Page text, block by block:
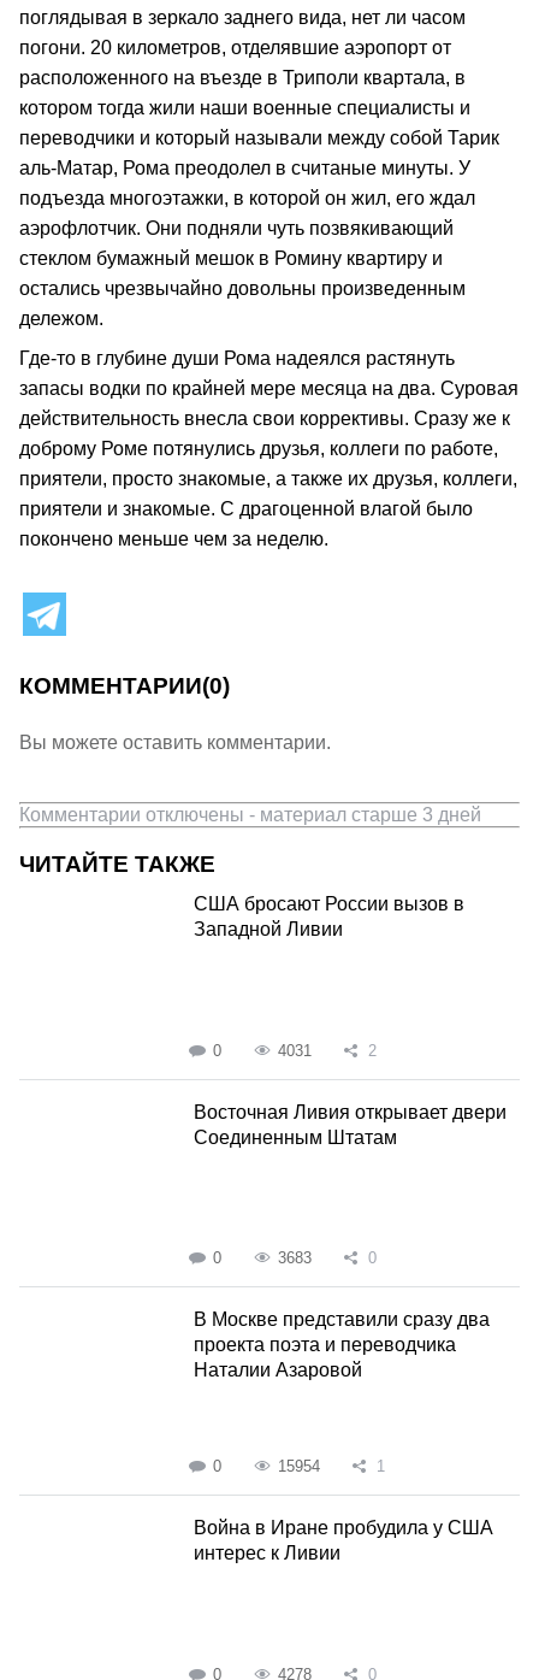
поглядывая в зеркало заднего вида, нет ли часом
погони. 20 километров, отделявшие аэропорт от
расположенного на въезде в Триполи квартала, в
котором тогда жили наши военные специалисты и
переводчики и который называли между собой Тарик
аль‑Матар, Рома преодолел в считаные минуты. У
подъезда многоэтажки, в которой он жил, его ждал
аэрофлотчик. Они подняли чуть позвякивающий
стеклом бумажный мешок в Ромину квартиру и
остались чрезвычайно довольны произведенным
дележом.
Где‑то в глубине души Рома надеялся растянуть
запасы водки по крайней мере месяца на два. Суровая
действительность внесла свои коррективы. Сразу же к
доброму Роме потянулись друзья, коллеги по работе,
приятели, просто знакомые, а также их друзья, коллеги,
приятели и знакомые. С драгоценной влагой было
покончено меньше чем за неделю.
КОММЕНТАРИИ(0)
Вы можете оставить комментарии.
Комментарии отключены - материал старше 3 дней
ЧИТАЙТЕ ТАКЖЕ
США бросают России вызов в
Западной Ливии
0 4031 2
Восточная Ливия открывает двери
Соединенным Штатам
0 3683 0
В Москве представили сразу два
проекта поэта и переводчика
Наталии Азаровой
0 15954 1
Война в Иране пробудила у США
интерес к Ливии
0 4278 0